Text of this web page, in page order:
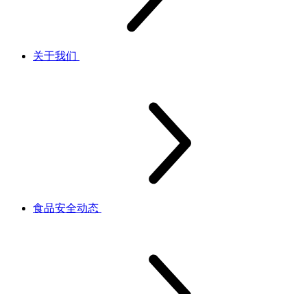
关于我们
食品安全动态